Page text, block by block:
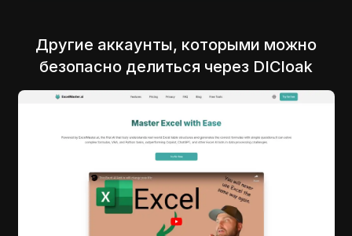
Другие аккаунты, которыми можно
безопасно делиться через DICloak